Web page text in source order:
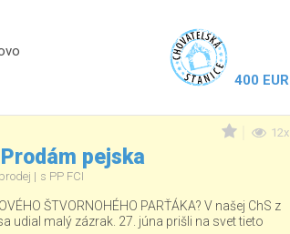
400 EUR
12x
pejska
s PP FCI
ŠTVORNOHÉHO PARŤÁKA? V našej ChS z
udial malý zázrak. 27. júna prišli na svet tieto